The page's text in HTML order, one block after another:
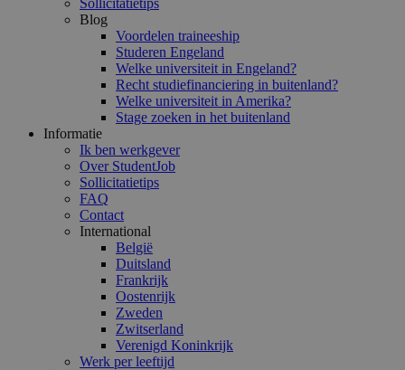
Sollicitatietips
Blog
Voordelen traineeship
Studeren Engeland
Welke universiteit in Engeland?
Recht studiefinanciering in buitenland?
Welke universiteit in Amerika?
Stage zoeken in het buitenland
Informatie
Ik ben werkgever
Over StudentJob
Sollicitatietips
FAQ
Contact
International
België
Duitsland
Frankrijk
Oostenrijk
Zweden
Zwitserland
Verenigd Koninkrijk
Werk per leeftijd